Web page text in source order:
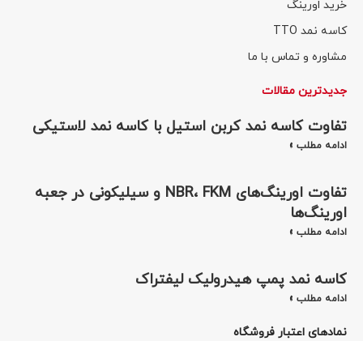
خرید اورینگ
کاسه نمد TTO
مشاوره و تماس با ما
جدیدترین مقالات
تفاوت کاسه نمد کربن استیل با کاسه نمد لاستیکی
ادامه مطلب »
تفاوت اورینگ‌های NBR، FKM و سیلیکونی در جعبه
اورینگ‌ها
ادامه مطلب »
کاسه نمد پمپ هیدرولیک لیفتراک
ادامه مطلب »
نمادهای اعتبار فروشگاه